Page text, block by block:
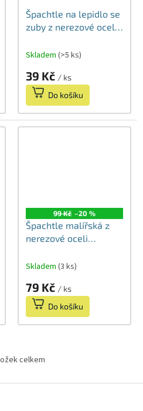
Špachtle na lepidlo se
zuby z nerezové oceli
Skladem (>5 ks)
39 Kč / ks
Do košíku
99 Kč –20 %
Špachtle malířská z
nerezové oceli
Skladem (3 ks)
79 Kč / ks
Do košíku
O
l
celkem